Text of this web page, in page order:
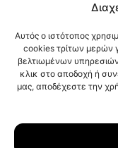
Αυτός ο ιστότοπος
cookies τρίτων μερών
βελτιωμένων
κλικ στο αποδοχή ή
μας, αποδέχεστε την